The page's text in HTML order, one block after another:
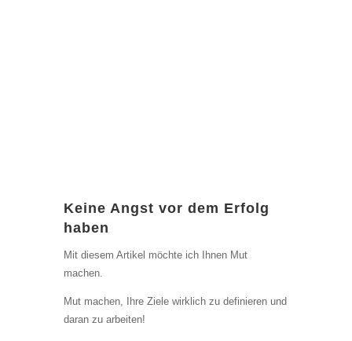
Keine Angst vor dem Erfolg
haben
Mit diesem Artikel möchte ich Ihnen Mut
machen.
Mut machen, Ihre Ziele wirklich zu definieren und
daran zu arbeiten!